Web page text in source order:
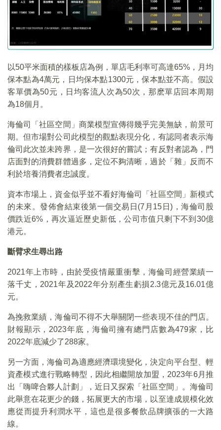
以50平米面積的樣板店為例，單店毛利率可高達65%，月均
保本點為4萬元，日均保本點1300元，保本點並不高。假設
客單價為50元，日均客流人次為50次，那麽單店回本周期
為18個月。
海倫司「社區空間」商業模型宣傳得幾乎完美無缺，前景可
期。但市場對公司此模型的觀點表現分化，有認同者表示海
倫司此次並未跨界，是一次很好的嘗試；有反對者認為，門
店面對的消費群體過多，定位不夠清晰，過於「雜」反而不
利於培養消費者忠誠度。
資本市場上，資金似乎並不看好海倫司「社區空間」新模式
的未來。發佈會結束後第一個交易日(7月15日)，海倫司股
價跌近6%，再次逼近歷史新低，公司市值只剩下不到30億
港元。
斷臂求生尋出路
2021年上市時，由於受疫情嚴重衝擊，海倫司經營業績一
落千丈，2021年及2022年分别產生虧損2.3億元及16.01億
元。
為挽救業績，海倫司不得不大舉關閉一些表現不佳的門店。
財報顯示，2023年底，海倫司擁有總門店數為479家，比
2022年底減少了288家。
另一方面，海倫司為適應經濟環境變化，決定向平台型、輕
資產模式進行戰略轉型，因此相繼開放加盟，2023年6月推
出「嗨啤合夥人計劃」，近日又探索「社區空間」。海倫司
此舉意在花更少的錢，拓展更大的市場，以至達成規模化效
應從而提升利潤水平，這也是很多餐飲品牌擴張的一大路
線。